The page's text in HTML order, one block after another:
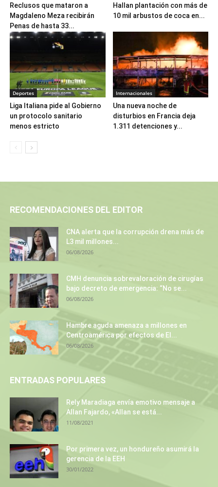
Reclusos que mataron a
Magdaleno Meza recibirán
Penas de hasta 33...
Hallan plantación con más de
10 mil arbustos de coca en...
Deportes
Liga Italiana pide al Gobierno
un protocolo sanitario
menos estricto
Internacionales
Una nueva noche de
disturbios en Francia deja
1.311 detenciones y...
RECOMENDACIONES DEL EDITOR
CNA alerta que la corrupción drena más de
L3 mil millones...
06/08/2026
CMH denuncia sobrevaloración de cirugías
bajo decreto de emergencia: “No se...
06/08/2026
Hambre aguda amenaza a millones en
Centroamérica por efectos de El...
06/08/2026
ENTRADAS POPULARES
Rely Maradiaga envía emotivo mensaje a
Allan Fajardo, «Allan se está...
11/08/2021
Por primera vez, un hondureño asumirá la
gerencia de la EEH
30/01/2022